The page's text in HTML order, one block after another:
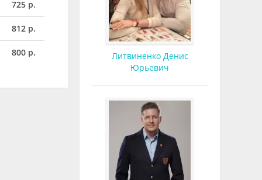
725 р.
812 р.
800 р.
Литвиненко Денис
Юрьевич